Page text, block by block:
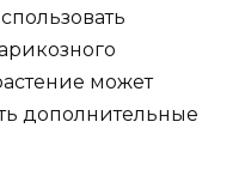
может
дополнительные